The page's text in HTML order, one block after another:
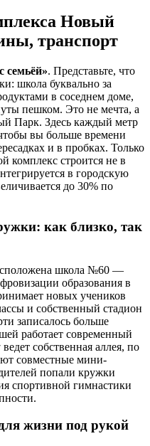
Новый
транспорт
семьёй». Представьте, что
школа буквально за
в соседнем доме,
пешком. Это не мечта, а
Парк. Здесь каждый метр
вы больше времени
и в пробках. Только
комплекс строится не в
в городскую
до 30% по
как близко, так
школа №60 —
образования в
новых учеников
и собственный стадион
записалось больше
работает современный
собственная аллея, по
совместные мини-
попали кружки
спортивной гимнастики
жизни под рукой